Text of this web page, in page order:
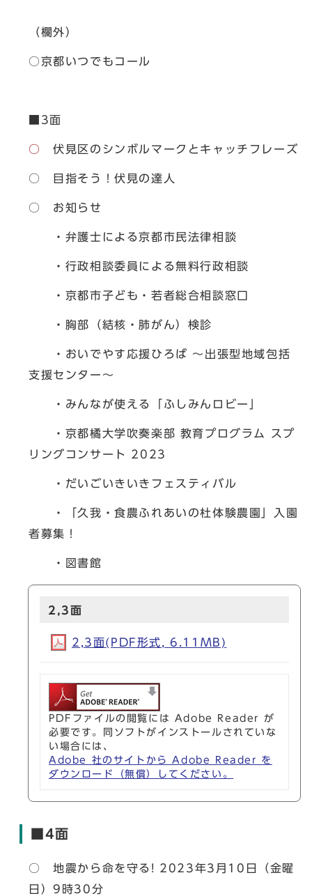
（欄外）
○京都いつでもコール
■3面
○伏見区のシンボルマークとキャッチフレーズ
○ 目指そう！伏見の達人
○ お知らせ
・弁護士による京都市民法律相談
・行政相談委員による無料行政相談
・京都市子ども・若者総合相談窓口
・胸部（結核・肺がん）検診
・おいでやす応援ひろば ～出張型地域包括
支援センター～
・みんなが使える「ふしみんロビー」
・京都橘大学吹奏楽部 教育プログラム スプ
リングコンサート 2023
・だいごいきいきフェスティバル
・「久我・食農ふれあいの杜体験農園」入園
者募集！
・図書館
2,3面
2,3面(PDF形式, 6.11MB)
PDFファイルの閲覧には Adobe Reader が
必要です。同ソフトがインストールされていな
い場合には、
Adobe 社のサイトから Adobe Reader を
ダウンロード（無償）してください。
■4面
○ 地震から命を守る! 2023年3月10日（金曜
日）9時30分